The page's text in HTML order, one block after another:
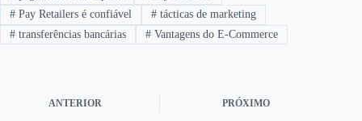
#Pay Retailers é confiável #tácticas de marketing
#transferências bancárias #Vantagens do E-Commerce
ANTERIOR PRÓXIMO